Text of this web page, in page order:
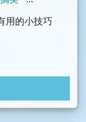
用的小技巧